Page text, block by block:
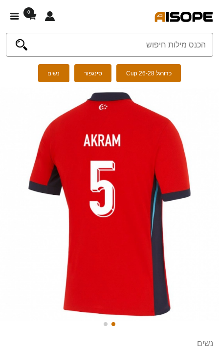
0
כדורגל Cup 26-28 סינגפור נשים
נשים